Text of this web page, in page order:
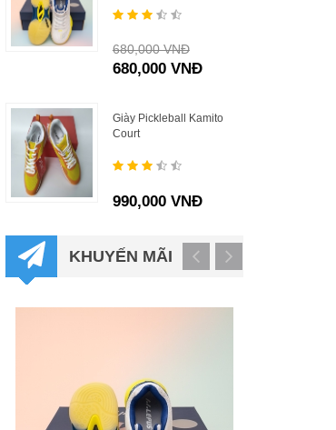
680,000 VNĐ
680,000 VNĐ
Giày Pickleball Kamito
Court
990,000 VNĐ
KHUYẾN MÃI